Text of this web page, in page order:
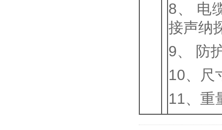
8、 电
接声纳
9、 防
10、尺
11、重